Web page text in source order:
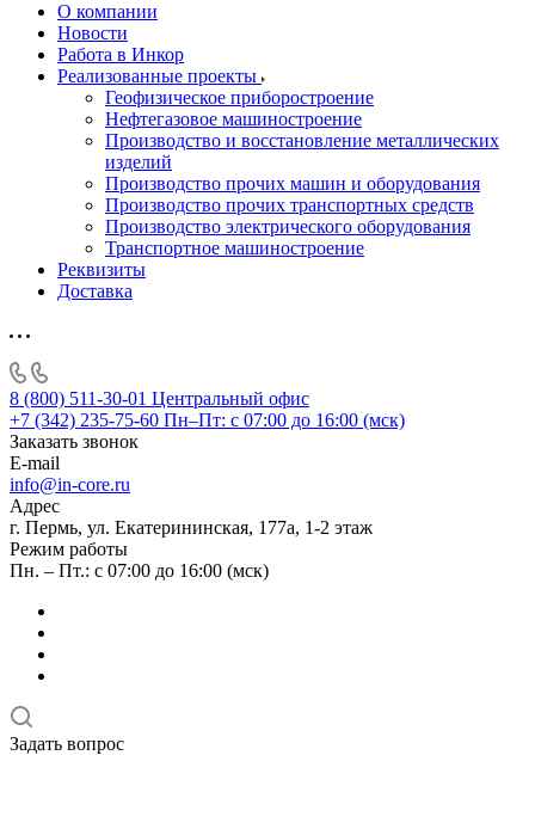
О компании
Новости
Работа в Инкор
Реализованные проекты
Геофизическое приборостроение
Нефтегазовое машиностроение
Производство и восстановление металлических
изделий
Производство прочих машин и оборудования
Производство прочих транспортных средств
Производство электрического оборудования
Транспортное машиностроение
Реквизиты
Доставка
8 (800) 511-30-01 Центральный офис
+7 (342) 235-75-60 Пн–Пт: с 07:00 до 16:00 (мск)
Заказать звонок
E-mail
info@in-core.ru
Адрес
г. Пермь, ул. ​Екатерининская, 177а, ​1-2 этаж
Режим работы
Пн. – Пт.: с 07:00 до 16:00 (мск)
Задать вопрос